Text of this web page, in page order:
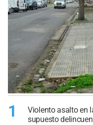
1
Violento asalto en
supuesto